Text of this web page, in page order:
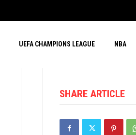
UEFA CHAMPIONS LEAGUE NBA
SHARE ARTICLE